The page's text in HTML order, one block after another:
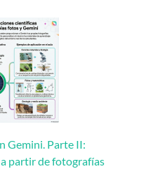
Gemini. Parte II:
partir de fotografías